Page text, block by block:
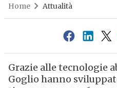
Home Attualità
Grazie alle tecnologie
Goglio hanno